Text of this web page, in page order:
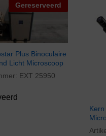
Gereserveerd
Plus Binoculaire
Licht Microscoop
EXT 25950
€